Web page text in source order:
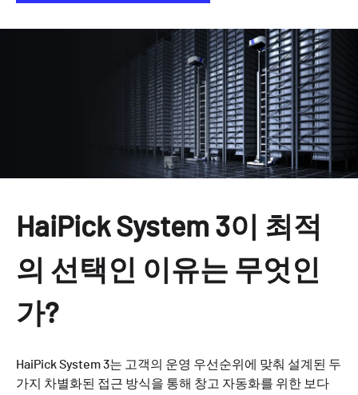
HaiPick System 3이 최적
의 선택인 이유는 무엇인
가?
HaiPick System 3는 고객의 운영 우선순위에 맞춰 설계된 두
가지 차별화된 접근 방식을 통해 창고 자동화를 위한 보다